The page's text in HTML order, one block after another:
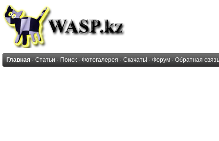
Главная · Статьи · Поиск · Фотогалерея · Скачать! · Форум · Обратная связь